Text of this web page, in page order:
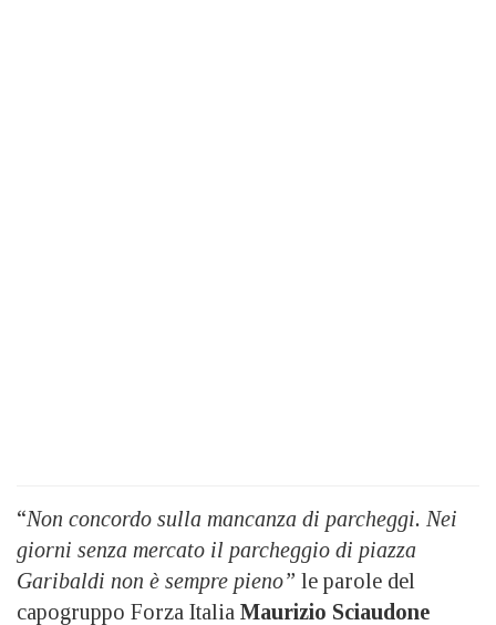
“Non concordo sulla mancanza di parcheggi. Nei
giorni senza mercato il parcheggio di piazza
Garibaldi non è sempre pieno” le parole del
capogruppo Forza Italia Maurizio Sciaudone